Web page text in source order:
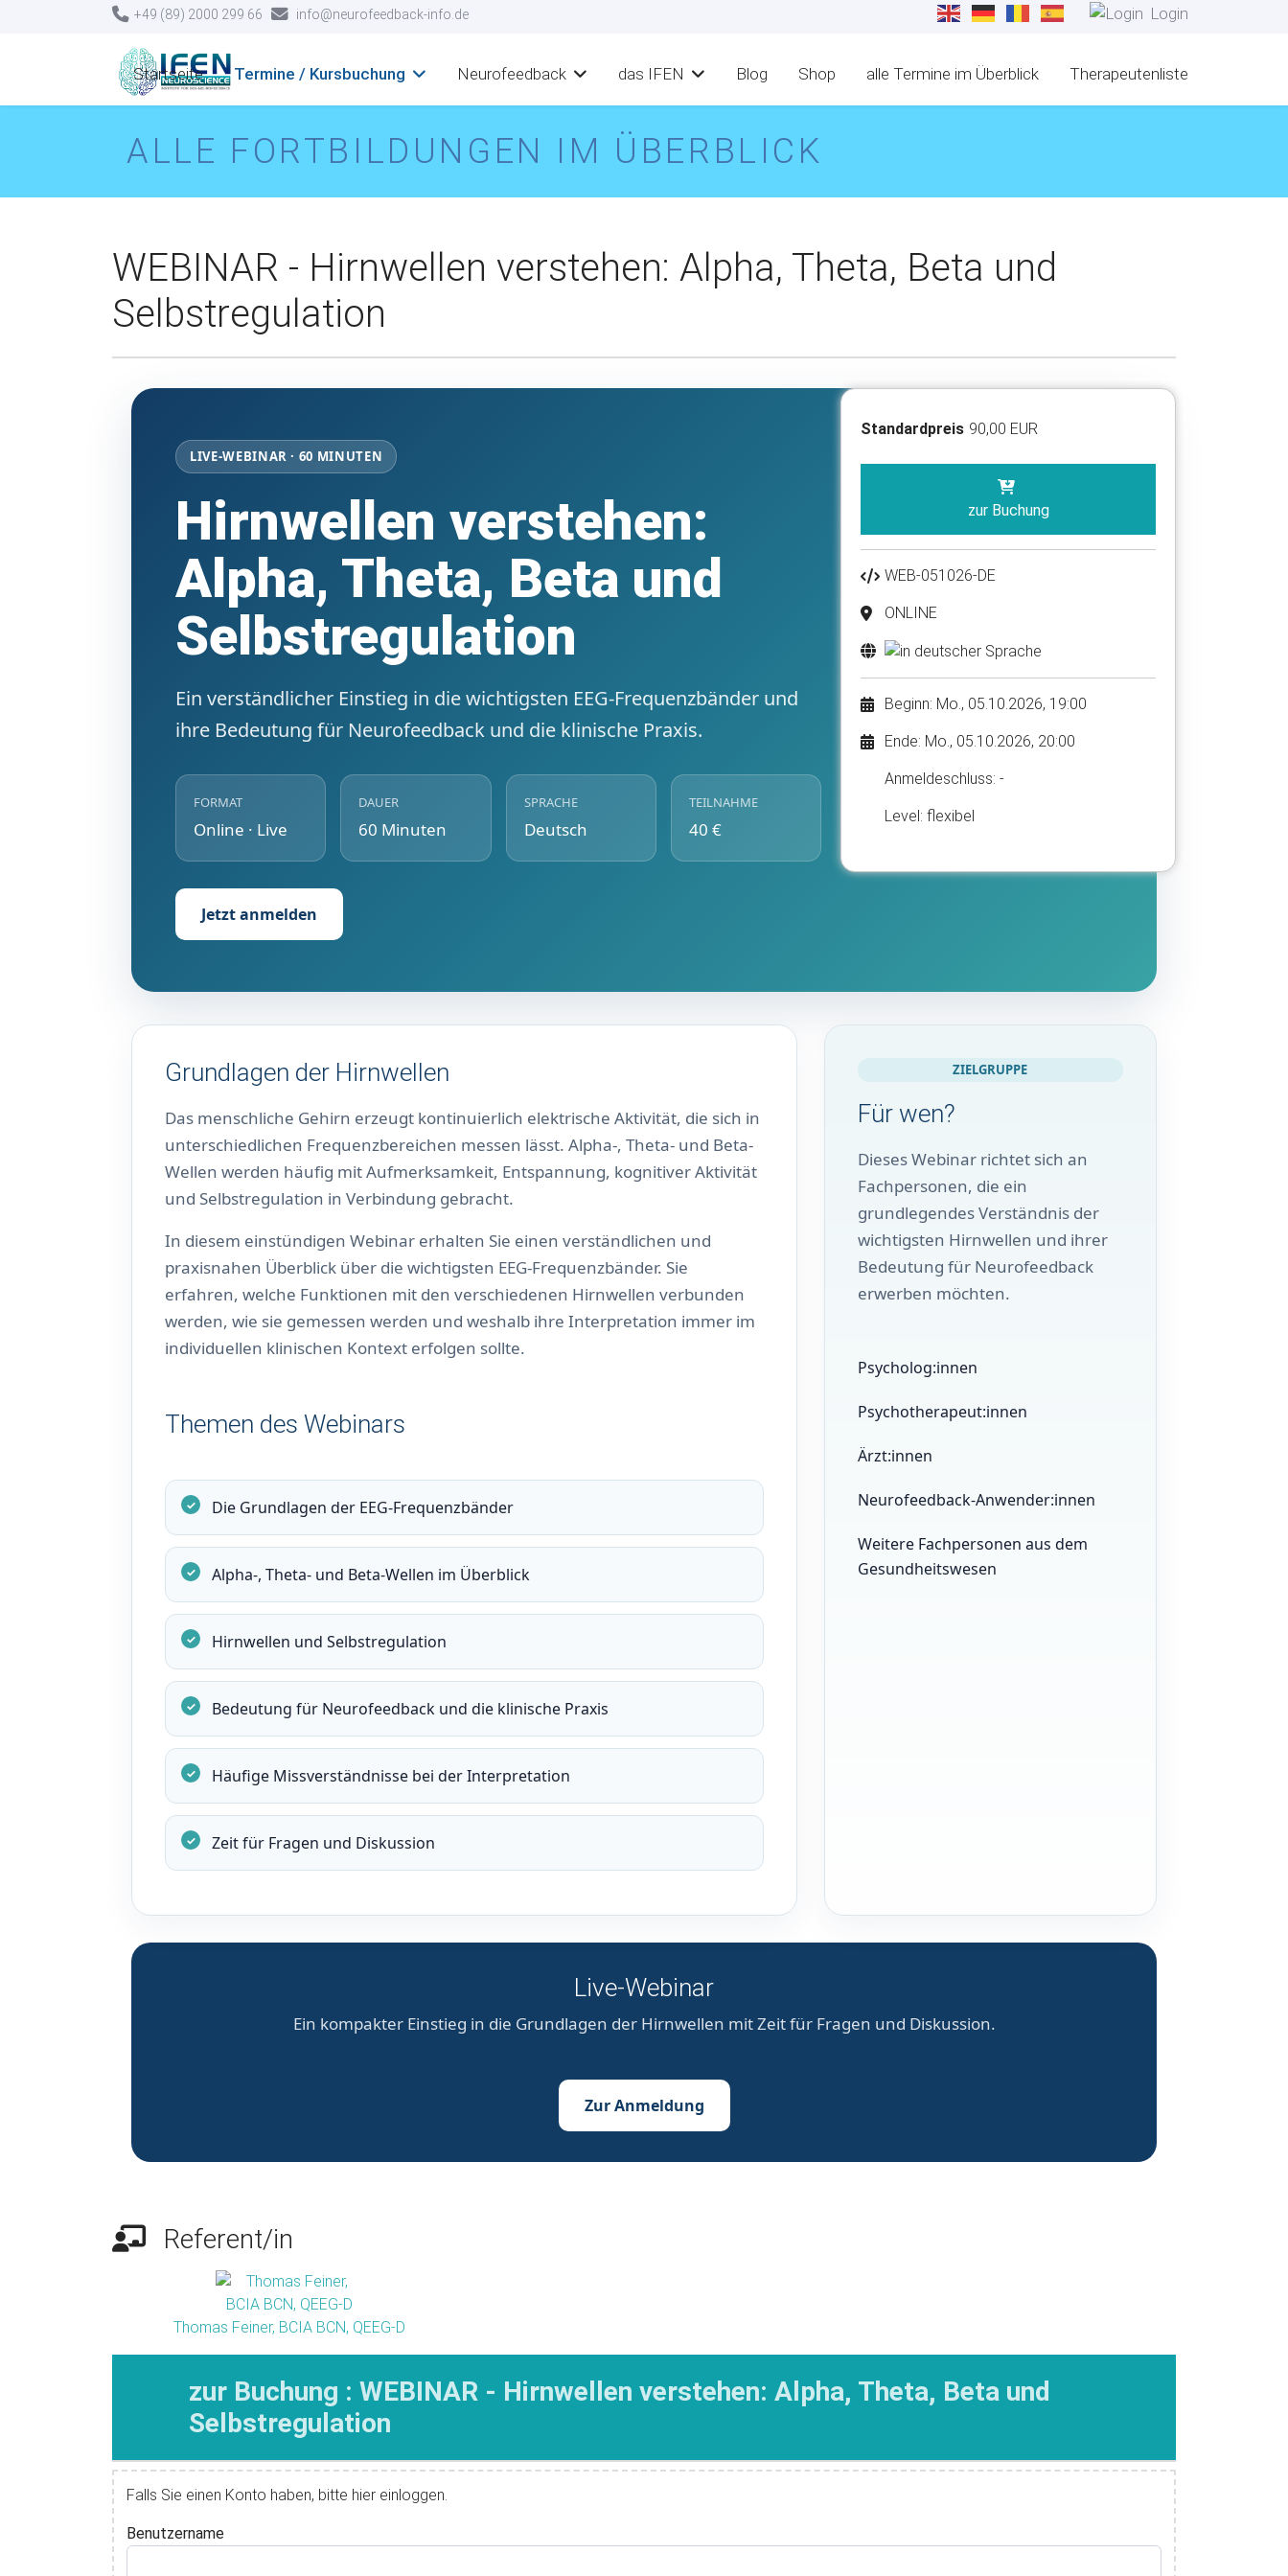
+49 (89) 2000 299 66 info@neurofeedback-info.de Login
Startseite Termine / Kursbuchung Neurofeedback das IFEN Blog Shop alle Termine im Überblick Therapeutenliste
ALLE FORTBILDUNGEN IM ÜBERBLICK
WEBINAR - Hirnwellen verstehen: Alpha, Theta, Beta und
Selbstregulation
Standardpreis 90,00 EUR
zur Buchung
WEB-051026-DE
ONLINE
Beginn: Mo., 05.10.2026, 19:00
Ende: Mo., 05.10.2026, 20:00
Anmelde​schluss: -
Level: flexibel
LIVE-WEBINAR · 60 MINUTEN
Hirnwellen verstehen:
Alpha, Theta, Beta und
Selbstregulation
Ein verständlicher Einstieg in die wichtigsten EEG-Frequenzbänder und
ihre Bedeutung für Neurofeedback und die klinische Praxis.
FORMAT
Online · Live
DAUER
60 Minuten
SPRACHE
Deutsch
TEILNAHME
40 €
Jetzt anmelden
Grundlagen der Hirnwellen
Das menschliche Gehirn erzeugt kontinuierlich elektrische Aktivität, die sich in
unterschiedlichen Frequenzbereichen messen lässt. Alpha-, Theta- und Beta-
Wellen werden häufig mit Aufmerksamkeit, Entspannung, kognitiver Aktivität
und Selbstregulation in Verbindung gebracht.
In diesem einstündigen Webinar erhalten Sie einen verständlichen und
praxisnahen Überblick über die wichtigsten EEG-Frequenzbänder. Sie
erfahren, welche Funktionen mit den verschiedenen Hirnwellen verbunden
werden, wie sie gemessen werden und weshalb ihre Interpretation immer im
individuellen klinischen Kontext erfolgen sollte.
Themen des Webinars
Die Grundlagen der EEG-Frequenzbänder
Alpha-, Theta- und Beta-Wellen im Überblick
Hirnwellen und Selbstregulation
Bedeutung für Neurofeedback und die klinische Praxis
Häufige Missverständnisse bei der Interpretation
Zeit für Fragen und Diskussion
ZIELGRUPPE
Für wen?
Dieses Webinar richtet sich an
Fachpersonen, die ein
grundlegendes Verständnis der
wichtigsten Hirnwellen und ihrer
Bedeutung für Neurofeedback
erwerben möchten.
Psycholog:innen
Psychotherapeut:innen
Ärzt:innen
Neurofeedback-Anwender:innen
Weitere Fachpersonen aus dem
Gesundheitswesen
Live-Webinar
Ein kompakter Einstieg in die Grundlagen der Hirnwellen mit Zeit für Fragen und Diskussion.
Zur Anmeldung
Referent/in
Thomas Feiner, BCIA BCN, QEEG-D
zur Buchung : WEBINAR - Hirnwellen verstehen: Alpha, Theta, Beta und
Selbstregulation
Falls Sie einen Konto haben, bitte hier einloggen.
Benutzername